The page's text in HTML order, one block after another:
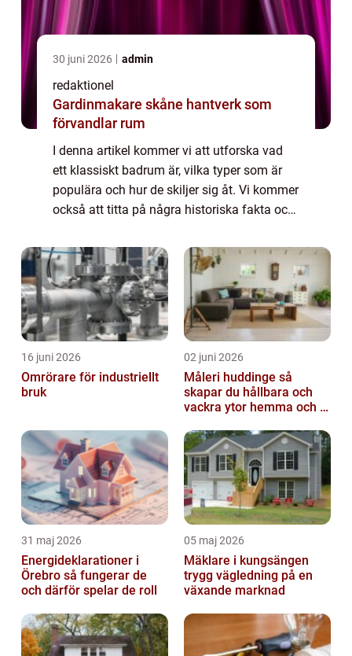
30 juni 2026 admin
redaktionel
Gardinmakare skåne hantverk som
förvandlar rum
I denna artikel kommer vi att utforska vad
ett klassiskt badrum är, vilka typer som är
populära och hur de skiljer sig åt. Vi kommer
också att titta på några historiska fakta och
klassiska badrum. Översikt över ...
16 juni 2026
Omrörare för industriellt
bruk
02 juni 2026
Måleri huddinge så
skapar du hållbara och
vackra ytor hemma och i
31 maj 2026
Energideklarationer i
Örebro så fungerar de
och därför spelar de roll
05 maj 2026
Mäklare i kungsängen
trygg vägledning på en
växande marknad